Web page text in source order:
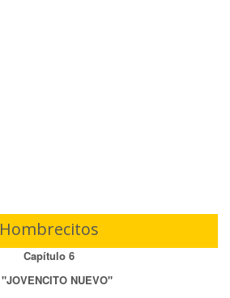
Hombrecitos
Capítulo 6
NUEVO"